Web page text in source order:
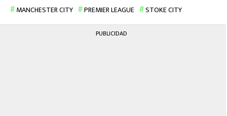
MEXICANOS EN EL EXTRANJERO
MANCHESTER CITY PREMIER LEAGUE STOKE CITY
PUBLICIDAD